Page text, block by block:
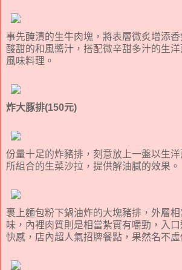
事先醃漬的生牛肉塊，將表層微炙增添
酸甜的和風醬汁，搭配微辛甜多汁的生
風味料理。
炸大豚排(150元)
份量十足的炸豬排，刻意放上一盤以生
所組合的生菜沙拉，提供解油膩的效果。
裹上麵包粉下鍋油炸的大塊豬排，外層
味，內裡肉質則是相當紮實有嚼勁，入
快感，店內超人氣招牌餐點，果然名不虛